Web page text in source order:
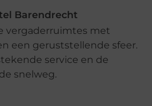
Barendrecht
vergaderruimtes met
een geruststellende sfeer.
service en de
snelweg.